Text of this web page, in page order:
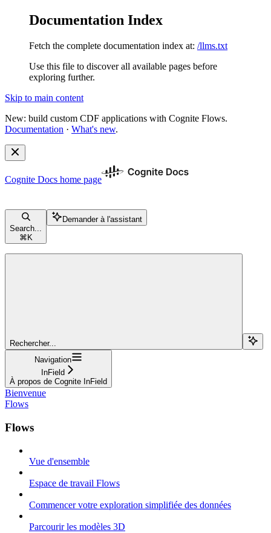
Documentation Index
Fetch the complete documentation index at: /llms.txt
Use this file to discover all available pages before
exploring further.
Skip to main content
New: build custom CDF applications with Cognite Flows.
Documentation · What's new.
Cognite Docs home page
Search...
⌘ K
Demander à l'assistant
Rechercher...
Navigation
InField
À propos de Cognite InField
Bienvenue
Flows
Flows
Vue d'ensemble
Espace de travail Flows
Commencer votre exploration simplifiée des données
Parcourir les modèles 3D